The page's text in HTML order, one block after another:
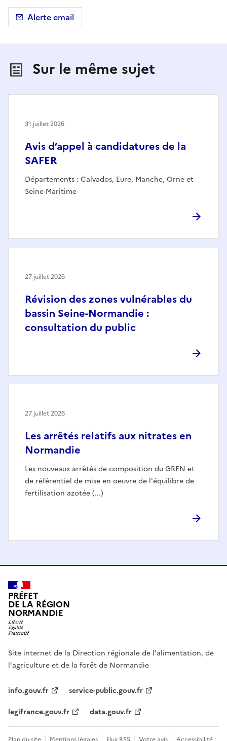
Alerte email
Sur le même sujet
Avis d’appel à candidatures de la
SAFER
Départements : Calvados, Eure, Manche, Orne et
Seine-Maritime
31 juillet 2026
Révision des zones vulnérables du
bassin Seine-Normandie :
consultation du public
27 juillet 2026
Les arrêtés relatifs aux nitrates en
Normandie
Les nouveaux arrêtés de composition du GREN et
de référentiel de mise en oeuvre de l'équilibre de
fertilisation azotée (...)
27 juillet 2026
PRÉFET
DE LA RÉGION
NORMANDIE
Site internet de la Direction régionale de l'alimentation, de
l'agriculture et de la forêt de Normandie
info.gouv.fr
service-public.gouv.fr
legifrance.gouv.fr
data.gouv.fr